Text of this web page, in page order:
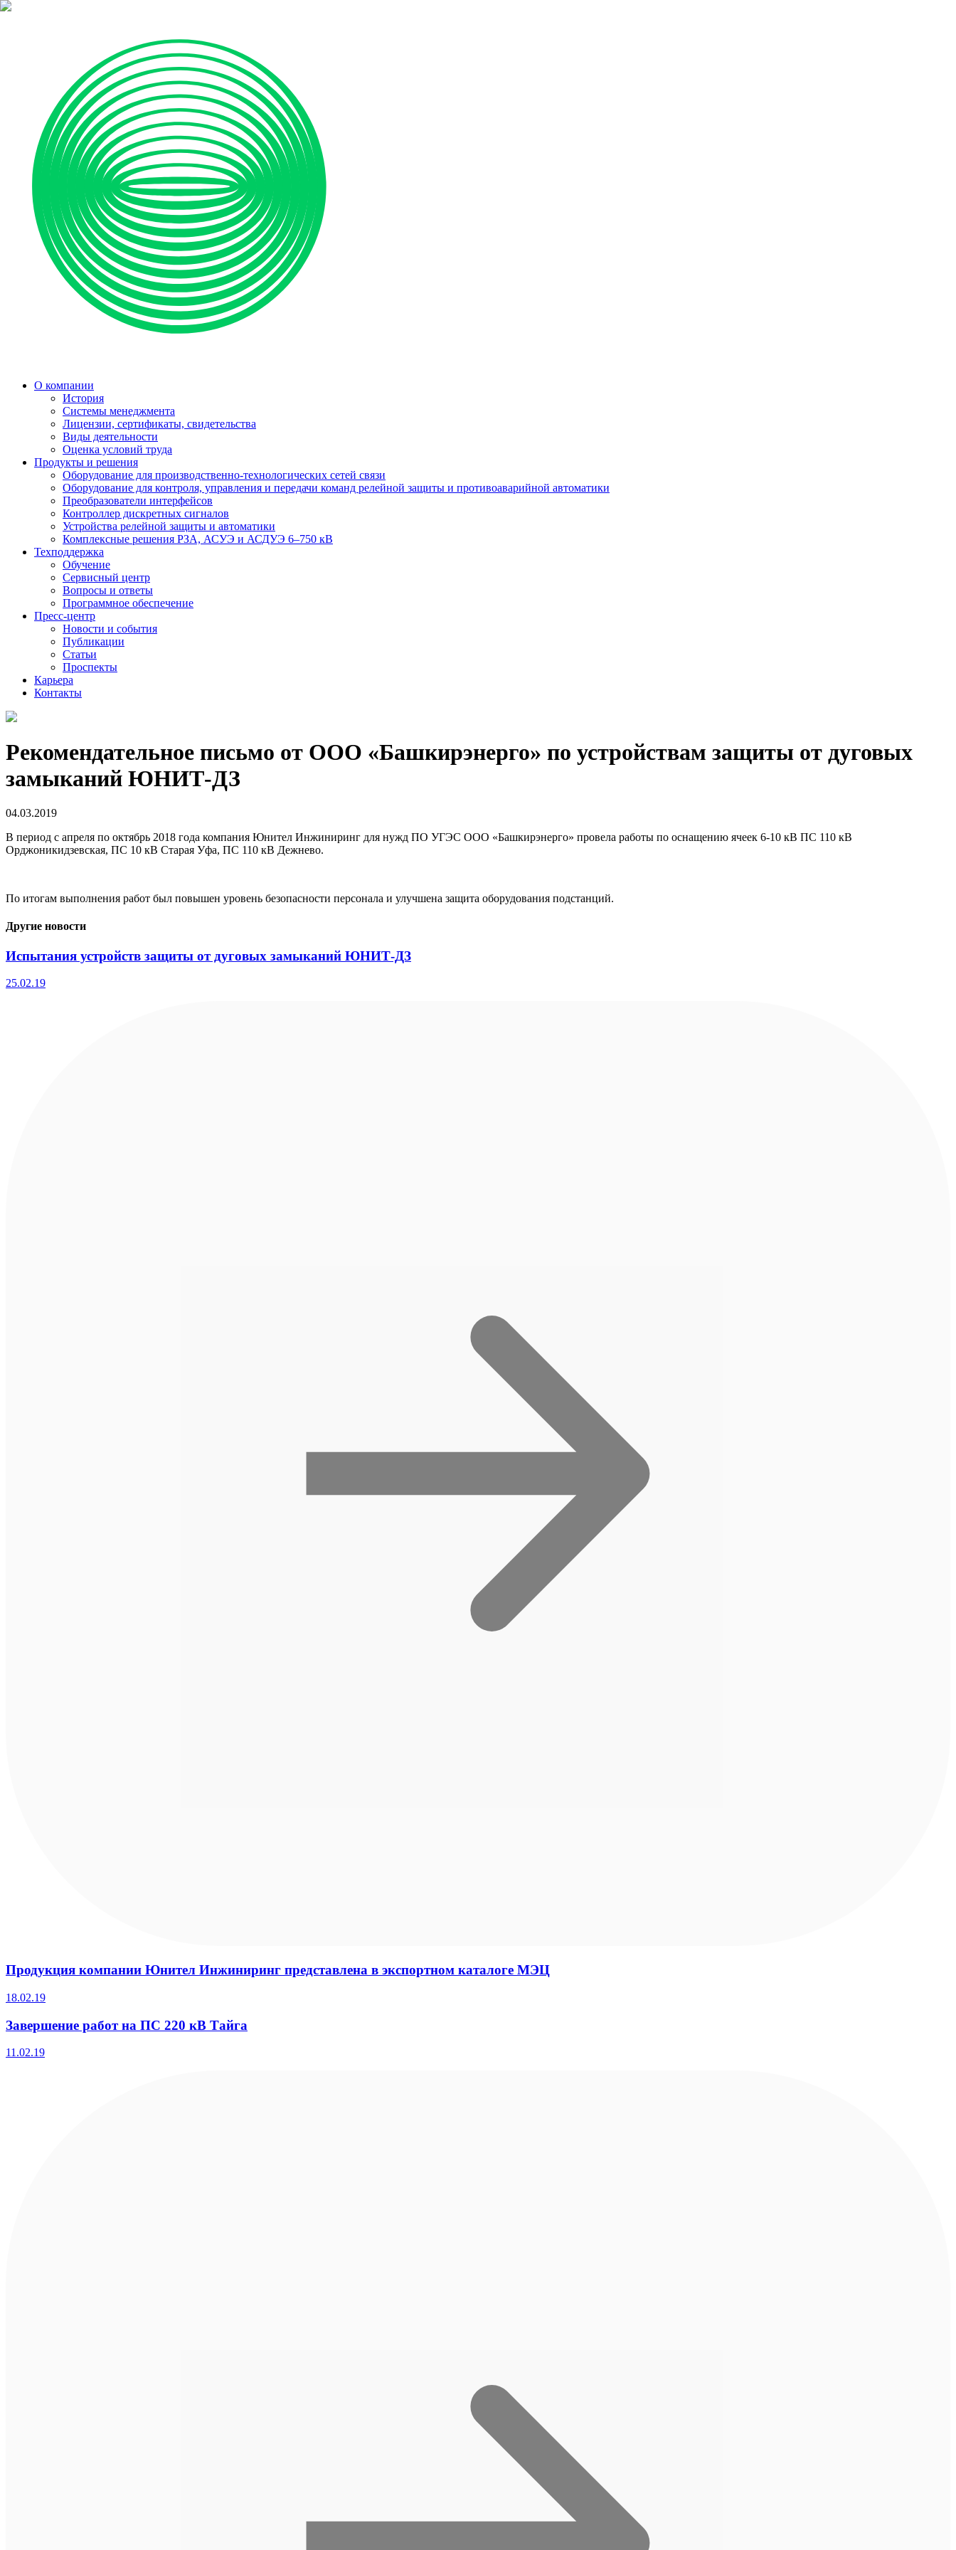
О компании
История
Системы менеджмента
Лицензии, сертификаты, свидетельства
Виды деятельности
Оценка условий труда
Продукты и решения
Оборудование для производственно-технологических сетей связи
Оборудование для контроля, управления и передачи команд релейной защиты и противоаварийной автоматики
Преобразователи интерфейсов
Контроллер дискретных сигналов
Устройства релейной защиты и автоматики
Комплексные решения РЗА, АСУЭ и АСДУЭ 6–750 кВ
Техподдержка
Обучение
Сервисный центр
Вопросы и ответы
Программное обеспечение
Пресс-центр
Новости и события
Публикации
Статьи
Проспекты
Карьера
Контакты
Рекомендательное письмо от ООО «Башкирэнерго» по устройствам защиты от дуговых
замыканий ЮНИТ-ДЗ
04.03.2019
В период с апреля по октябрь 2018 года компания Юнител Инжиниринг для нужд ПО УГЭС ООО «Башкирэнерго» провела работы по оснащению ячеек 6-10 кВ ПС 110 кВ
Орджоникидзевская, ПС 10 кВ Старая Уфа, ПС 110 кВ Дежнево.
По итогам выполнения работ был повышен уровень безопасности персонала и улучшена защита оборудования подстанций.
Другие новости
Испытания устройств защиты от дуговых замыканий ЮНИТ-ДЗ
25.02.19
Продукция компании Юнител Инжиниринг представлена в экспортном каталоге МЭЦ
18.02.19
Завершение работ на ПС 220 кВ Тайга
11.02.19